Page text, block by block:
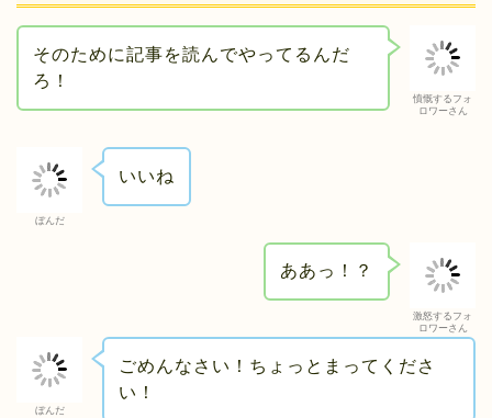
憤慨するフォ
ロワーさん
そのために記事を読んでやってるんだ
ろ！
ぼんだ
いいね
激怒するフォ
ロワーさん
ああっ！？
ぼんだ
ごめんなさい！ちょっとまってくださ
い！